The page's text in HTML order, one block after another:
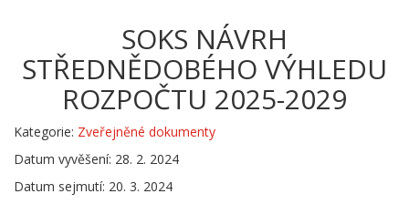
SOKS NÁVRH
STŘEDNĚDOBÉHO VÝHLEDU
ROZPOČTU 2025-2029
Kategorie: Zveřejněné dokumenty
Datum vyvěšení: 28. 2. 2024
Datum sejmutí: 20. 3. 2024